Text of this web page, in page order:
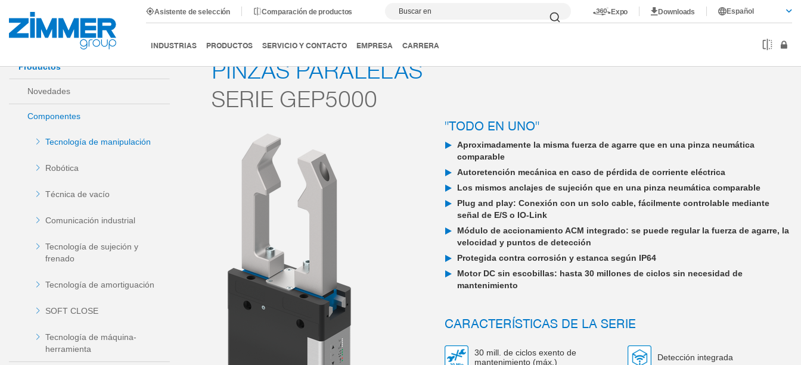
Asistente de selección Comparación de productos Buscar en Expo Downloads Español
INDUSTRIAS PRODUCTOS SERVICIO Y CONTACTO EMPRESA CARRERA
Inicio Productos Componentes Tecnología de manipulación Pinzas paralelas Serie GEP5000
Productos
Novedades
Componentes
Tecnología de manipulación
Robótica
Técnica de vacío
Comunicación industrial
Tecnología de sujeción y
frenado
Tecnología de amortiguación
SOFT CLOSE
Tecnología de máquina-
herramienta
PINZAS PARALELAS
SERIE GEP5000
"TODO EN UNO"
Aproximadamente la misma fuerza de agarre que en una pinza neumática
comparable
Autoretención mecánica en caso de pérdida de corriente eléctrica
Los mismos anclajes de sujeción que en una pinza neumática comparable
Plug and play: Conexión con un solo cable, fácilmente controlable mediante
señal de E/S o IO-Link
Módulo de accionamiento ACM integrado: se puede regular la fuerza de agarre, la
velocidad y puntos de detección
Protegida contra corrosión y estanca según IP64
Motor DC sin escobillas: hasta 30 millones de ciclos sin necesidad de
mantenimiento
CARACTERÍSTICAS DE LA SERIE
30 mill. de ciclos exento de
mantenimiento (máx.)
Detección integrada